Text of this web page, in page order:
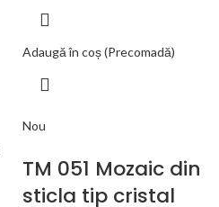
Adaugă în coș (Precomadă)
Nou
TM 051 Mozaic din
sticla tip cristal